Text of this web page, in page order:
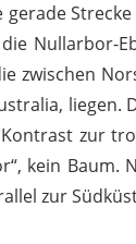
gerade
Nullarbor-
zwischen
liegen.
zur
kein Baum.
zur